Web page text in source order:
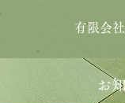
有限会
お